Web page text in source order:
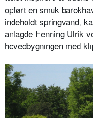
opført en smuk
indeholdt springvand,
anlagde Henning Ulrik
hovedbygningen med